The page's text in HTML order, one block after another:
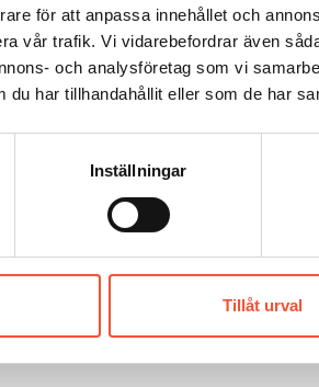
för att anpassa innehållet och
vår trafik. Vi vidarebefordrar även
och analysföretag som vi
du har tillhandahållit eller som de har
Inställningar
Tillåt urval